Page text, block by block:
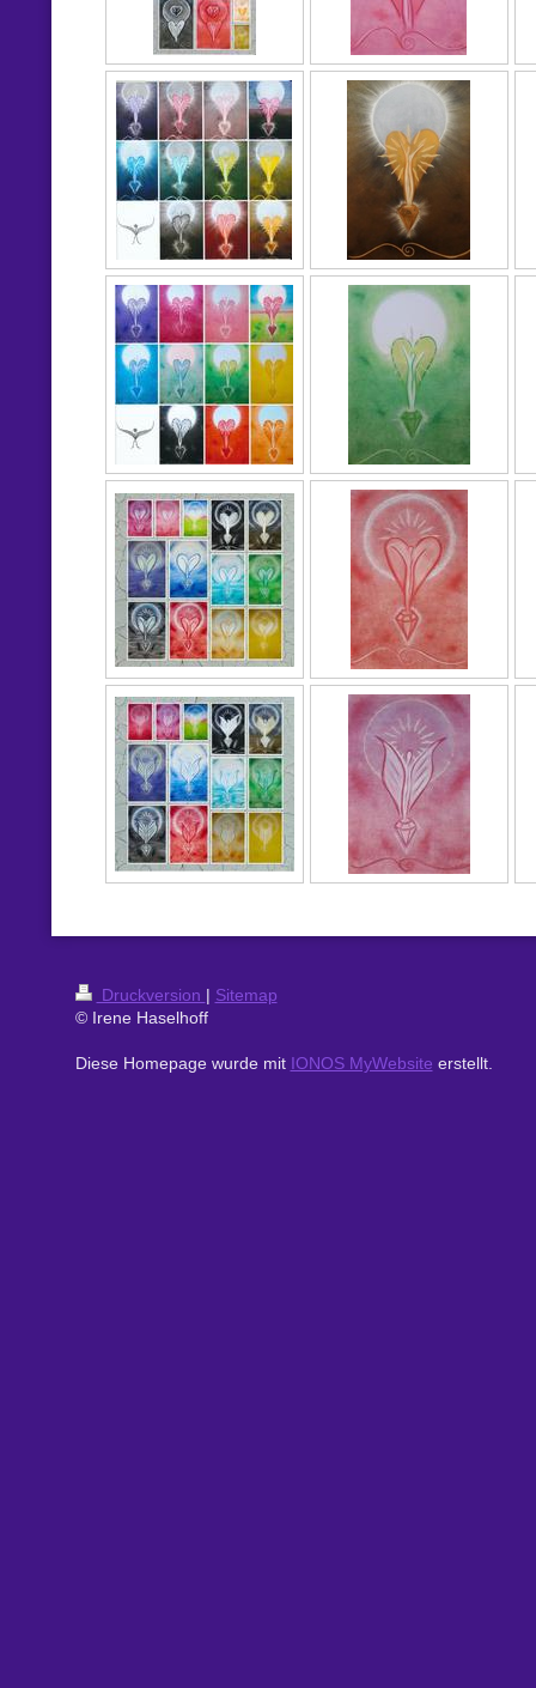
Druckversion | Sitemap
© Irene Haselhoff
Diese Homepage wurde mit IONOS MyWebsite erstellt.